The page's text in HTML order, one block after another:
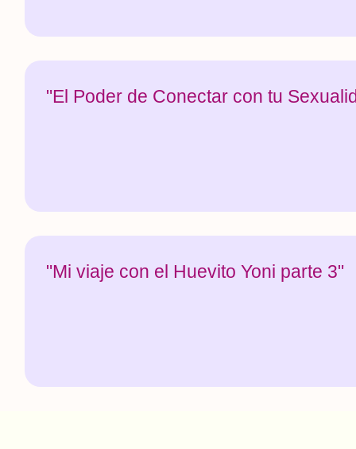
"El Poder de Conectar con tu
"Mi viaje con el Huevito Yoni parte 3"